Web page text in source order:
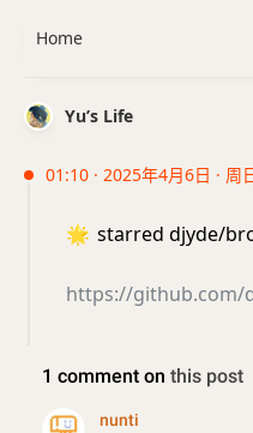
Yu’s Life
01:10 · 2025年4月6日 · 周
🌟 starred djyde/
https://github.com/
Home